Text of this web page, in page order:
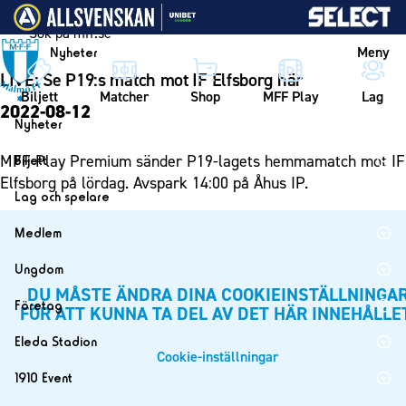
Vidare till innehållet
Nyheter Meny
Biljett Matcher Shop MFF Play Lag
Nyheter
Nyheter
Kalender
Biljett
Biljett
Mitt MFF
Biljetter till bortamatcher
Biljettvillkor
Lag och spelare
Lag
Spelare
Ledarstab
Damlaget
Spelare
Medlem
Medlemskap i Malmö FF
Årsmöte 2026
Ungdom
MFF Ungdom
Sommarfotboll
Fotbollsskolan
Företag
Bli företagspartner
Eleda Stadion
Eleda Stadion
1910 Event
LIVE: Se P19:s match mot IF Elfsborg här
2022-08-12
MFF Play Premium sänder P19-lagets hemmamatch mot IF
Elfsborg på lördag. Avspark 14:00 på Åhus IP.
DU MÅSTE ÄNDRA DINA
FÖR ATT KUNNA TA DEL AV DET HÄR
Cookie-inställningar